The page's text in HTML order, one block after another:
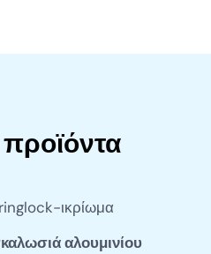
προϊόντα
αλουμινίου